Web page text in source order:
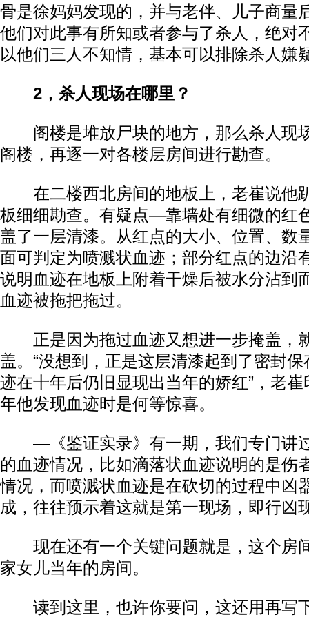
骨是徐妈妈发现的，并与老伴、儿子商量
他们对此事有所知或者参与了杀人，绝对
以他们三人不知情，基本可以排除杀人嫌
2，杀人现场在哪里？
阁楼是堆放尸块的地方，那么杀人现
阁楼，再逐一对各楼层房间进行勘查。
在二楼西北房间的地板上，老崔说他
板细细勘查。有疑点—靠墙处有细微的红
盖了一层清漆。从红点的大小、位置、数
面可判定为喷溅状血迹；部分红点的边沿
说明血迹在地板上附着干燥后被水分沾
血迹被拖把拖过。
正是因为拖过血迹又想进一步掩盖，
盖。“没想到，正是这层清漆起到了密封
迹在十年后仍旧显现出当年的娇红”，老
年他发现血迹时是何等惊喜。
—《鉴证实录》有一期，我们专门讲
的血迹情况，比如滴落状血迹说明的是伤
情况，而喷溅状血迹是在砍切的过程中凶
成，往往预示着这就是第一现场，即行凶
现在还有一个关键问题就是，这个房
家女儿当年的房间。
读到这里，也许你要问，这还用再写